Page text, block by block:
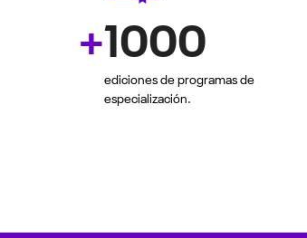
+1000
ediciones de programas de
especialización.